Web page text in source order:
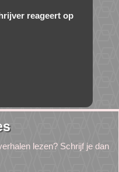
reageert op
lezen? Schrijf je dan